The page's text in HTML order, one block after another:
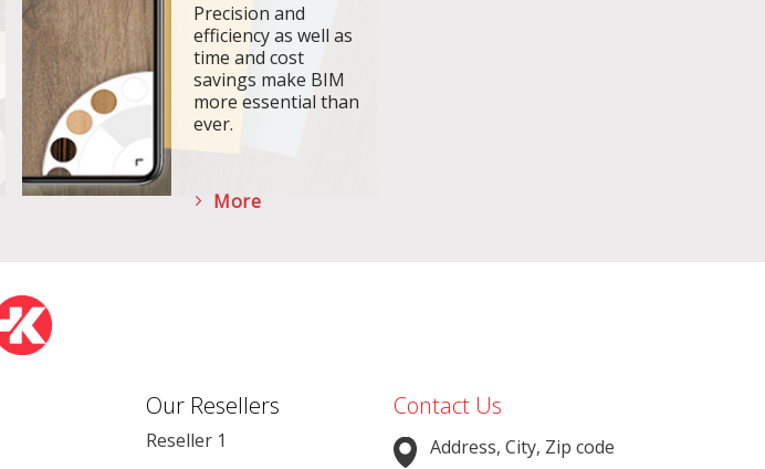
Precision and
efficiency as well as
time and cost
savings make BIM
more essential than
ever.
More
Our Resellers
Reseller 1
Contact Us
Address, City, Zip code